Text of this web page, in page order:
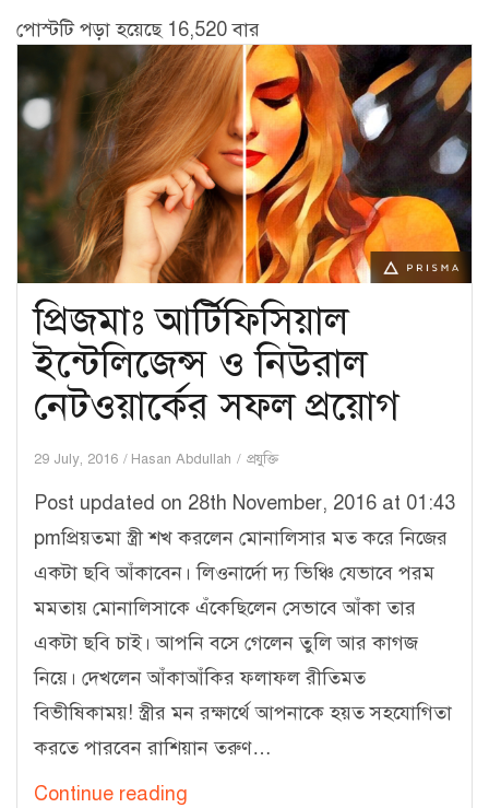
পোস্টটি পড়া হয়েছে 16,520 বার
প্রিজমাঃ আর্টিফিসিয়াল
ইন্টেলিজেন্স ও নিউরাল
নেটওয়ার্কের সফল প্রয়োগ
29 July, 2016 Hasan Abdullah প্রযুক্তি
Post updated on 28th November, 2016 at 01:43
pmপ্রিয়তমা স্ত্রী শখ করলেন মোনালিসার মত করে নিজের
একটা ছবি আঁকাবেন। লিওনার্দো দ্য ভিঞ্চি যেভাবে পরম
মমতায় মোনালিসাকে এঁকেছিলেন সেভাবে আঁকা তার
একটা ছবি চাই। আপনি বসে গেলেন তুলি আর কাগজ
নিয়ে। দেখলেন আঁকাআঁকির ফলাফল রীতিমত
বিভীষিকাময়! স্ত্রীর মন রক্ষার্থে আপনাকে হয়ত সহযোগিতা
করতে পারবেন রাশিয়ান তরুণ…
Continue reading